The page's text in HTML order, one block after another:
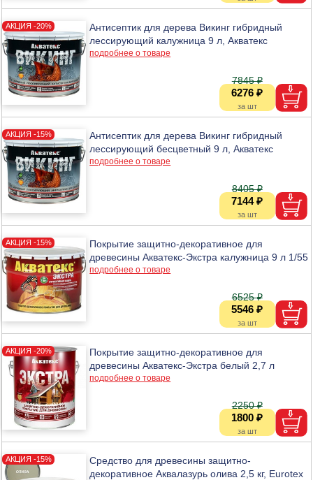
Антисептик для дерева Викинг гибридный
лессирующий калужница 9 л, Акватекс
подробнее о товаре
6276 ₽
7845 ₽
Антисептик для дерева Викинг гибридный
лессирующий бесцветный 9 л, Акватекс
подробнее о товаре
7144 ₽
8405 ₽
Покрытие защитно-декоративное для
древесины Акватекс-Экстра калужница 9 л 1/55
подробнее о товаре
5546 ₽
6525 ₽
Покрытие защитно-декоративное для
древесины Акватекс-Экстра белый 2,7 л
подробнее о товаре
1800 ₽
2250 ₽
Средство для древесины защитно-
декоративное Аквалазурь олива 2,5 кг, Eurotex